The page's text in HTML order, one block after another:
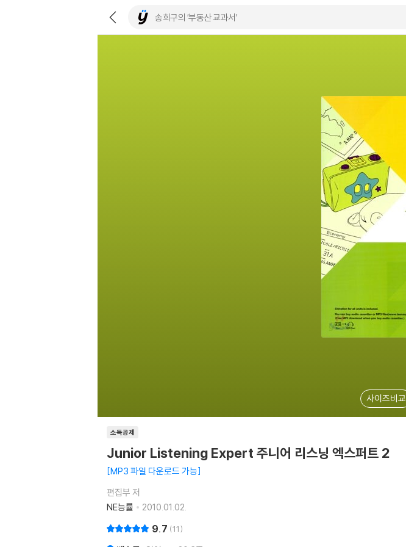
사이즈비교
소득공제
Junior Listening Expert 주니어 리스닝 엑스퍼트 2
MP3 파일 다운로드 가능
편집부 저
NE능률
2010.01.02.
9.7 11